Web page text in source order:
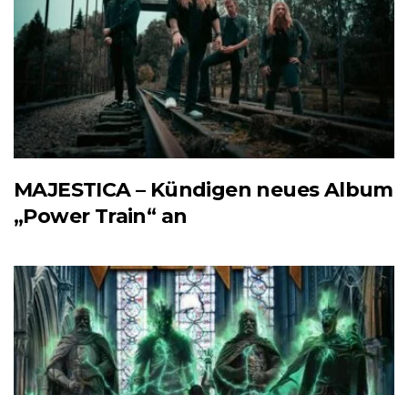
MAJESTICA – Kündigen neues Album
„Power Train“ an